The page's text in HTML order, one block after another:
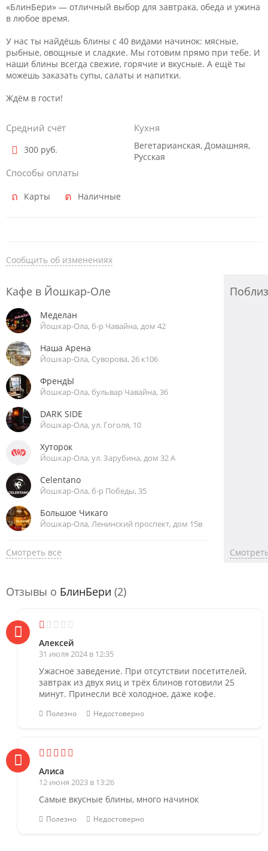
«БлинБери» — отличный выбор для завтрака, обеда и ужина
в любое время.
У нас ты найдёшь блины с 40 видами начинок: мясные,
рыбные, овощные и сладкие. Мы готовим прямо при тебе. И
наши блины всегда свежие, горячие и вкусные. А ещё ты
можешь заказать супы, салаты и напитки.
Ждём в гости!
Средний счёт
300 руб.
Способы оплаты
Карты Наличные
Кухня
Вегетарианская, Домашняя,
Русская
Сообщить об изменениях
Кафе в Йошкар-Оле
Меделан
Йошкар-Ола, б-р Чавайна, дом 42
Наша Арена
Йошкар-Ола, Суворова, 26 к106
ФрендЫ
Йошкар-Ола, бульвар Чавайна, 36
DARK SIDE
Йошкар-Ола, ул. Гоголя, 10
Хуторок
Йошкар-Ола, ул. Зарубина, дом 32 А
Celentano
Йошкар-Ола, б-р Победы, 35
Большое Чикаго
Йошкар-Ола, Ленинский проспект, дом 15в
Смотреть все
Отзывы о БлинБери (2)
Алексей
31 июля 2024 в 12:35
Ужасное заведение. При отсутствии посетителей,
завтрак из двух яиц и трёх блинов готовили 25
минут. Принесли всё холодное, даже кофе.
Полезно Недостоверно
Алиса
12 июня 2023 в 13:26
Самые вкусные блины, много начинок
Полезно Недостоверно